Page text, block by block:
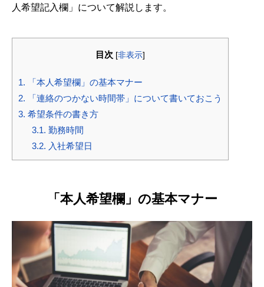
人希望記入欄」について解説します。
目次 [非表示]
1. 「本人希望欄」の基本マナー
2. 「連絡のつかない時間帯」について書いておこう
3. 希望条件の書き方
3.1. 勤務時間
3.2. 入社希望日
「本人希望欄」の基本マナー